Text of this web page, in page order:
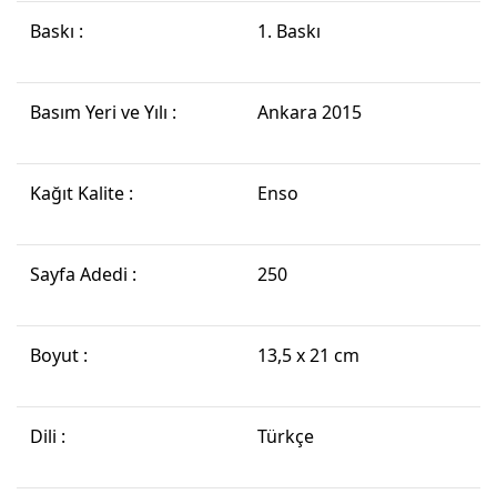
Baskı : 1. Baskı
Basım Yeri ve Yılı : Ankara 2015
Kağıt Kalite : Enso
Sayfa Adedi : 250
Boyut : 13,5 x 21 cm
Dili : Türkçe